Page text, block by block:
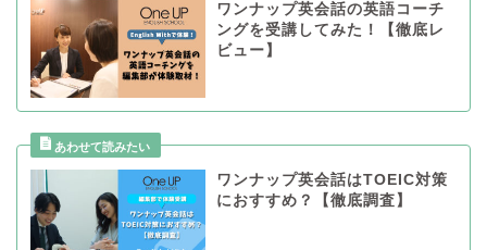
ワンナップ英会話の英語コーチ
ングを受講してみた！【徹底レ
ビュー】
ワンナップ英会話はTOEIC対策
におすすめ？【徹底調査】